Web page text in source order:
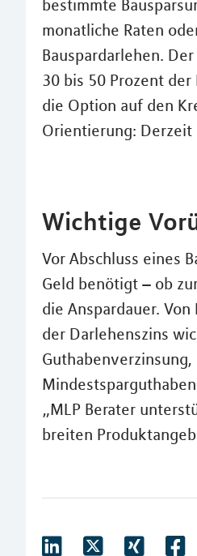
bestimmte
monatliche Raten
Bauspardarlehen.
30 bis 50 Prozent
die Option auf den
Orientierung: Derzeit
Wichtige
Vor Abschluss eines
Geld benötigt – ob
die Anspardauer.
der Darlehenszins
„MLP Berater
breiten